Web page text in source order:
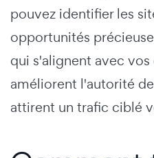
pouvez identifier les
opportunités
qui s'alignent avec
améliorent l'autorité
attirent un trafic ciblé